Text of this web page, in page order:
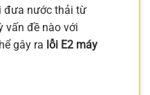
đưa nước thải từ
vấn đề nào với
gây ra lỗi E2 máy